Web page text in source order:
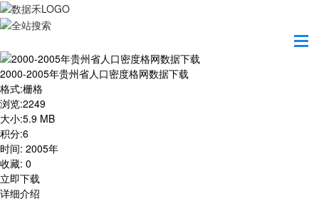
2000-2005年贵州省人口密度格网数据下载
格式:栅格
浏览:2249
大小:5.9 MB
积分:6
时间: 2005年
收藏: 0
立即下载
详细介绍